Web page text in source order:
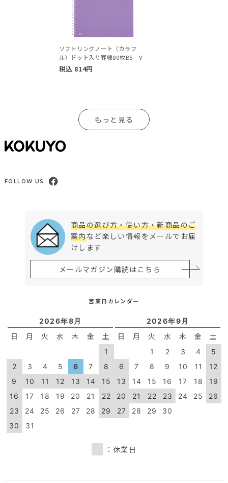
ソフトリングノート（カラフ
ル）ドット入り罫線80枚B5 V
税込 814円
もっと見る
FOLLOW US
商品の選び方・使い方・新商品のご
案内など楽しい情報をメールでお届
けします
メールマガジン購読はこちら
営業日カレンダー
2026年8月
日 月 火 水 木 金 土
1
2
3 4 5 6 7
8
9
10 11 12 13 14
15
16
17 18 19 20 21
22
23
24 25 26 27 28
29
30
31
2026年9月
日 月 火 水 木 金 土
1 2 3 4
5
6
7 8 9 10 11
12
13
14 15 16 17 18
19
20
21 22 23 24 25
26
27
28 29 30
：休業日